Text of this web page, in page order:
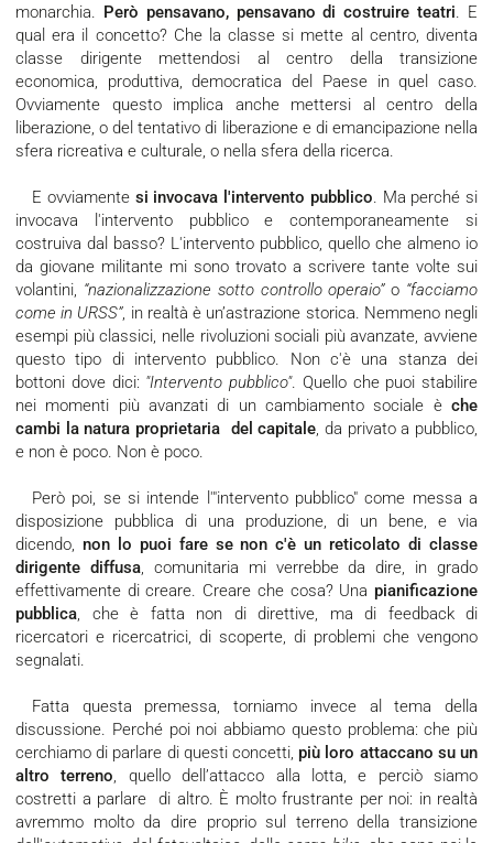
monarchia. Però pensavano, pensavano di costruire teatri. E
qual era il concetto? Che la classe si mette al centro, diventa
classe dirigente mettendosi al centro della transizione
economica, produttiva, democratica del Paese in quel caso.
Ovviamente questo implica anche mettersi al centro della
liberazione, o del tentativo di liberazione e di emancipazione nella
sfera ricreativa e culturale, o nella sfera della ricerca.
E ovviamente si invocava l'intervento pubblico. Ma perché si
invocava l'intervento pubblico e contemporaneamente si
costruiva dal basso? L'intervento pubblico, quello che almeno io
da giovane militante mi sono trovato a scrivere tante volte sui
volantini, “nazionalizzazione sotto controllo operaio”o “facciamo
come in URSS”, in realtà è un’astrazione storica. Nemmeno negli
esempi più classici, nelle rivoluzioni sociali più avanzate, avviene
questo tipo di intervento pubblico. Non c'è una stanza dei
bottoni dove dici: "Intervento pubblico". Quello che puoi stabilire
nei momenti più avanzati di un cambiamento sociale è che
cambi la natura proprietaria del capitale, da privato a pubblico,
e non è poco. Non è poco.
Però poi, se si intende l'"intervento pubblico" come messa a
disposizione pubblica di una produzione, di un bene, e via
dicendo, non lo puoi fare se non c'è un reticolato di classe
dirigente diffusa, comunitaria mi verrebbe da dire, in grado
effettivamente di creare. Creare che cosa? Una pianificazione
pubblica, che è fatta non di direttive, ma di feedback di
ricercatori e ricercatrici, di scoperte, di problemi che vengono
segnalati.
Fatta questa premessa, torniamo invece al tema della
discussione. Perché poi noi abbiamo questo problema: che più
cerchiamo di parlare di questi concetti, più loro attaccano su un
altro terreno, quello dell’attacco alla lotta, e perciò siamo
costretti a parlare di altro. È molto frustrante per noi: in realtà
avremmo molto da dire proprio sul terreno della transizione